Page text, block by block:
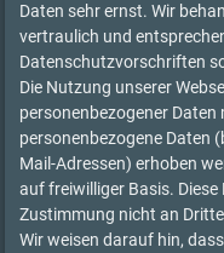
Daten sehr ernst. Wir
vertraulich und
Datenschutzvorschriften
Die Nutzung unserer
personenbezogener
personenbezogene Daten
Mail-Adressen) erhoben
auf freiwilliger Basis.
Zustimmung nicht an
Wir weisen darauf hin,